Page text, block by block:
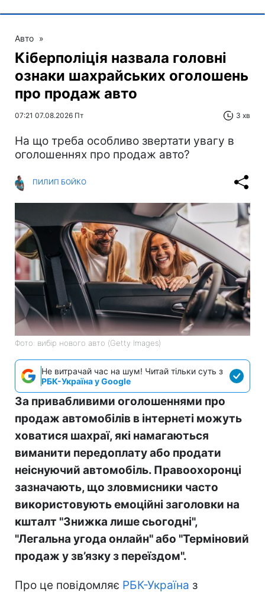
Авто »
Кіберполіція назвала головні
ознаки шахрайських оголошень
про продаж авто
07:21 07.08.2026 Пт 3 хв
На що треба особливо звертати увагу в
оголошеннях про продаж авто?
ПИЛИП БОЙКО
Фото: вибір нового авто (Getty Images)
Не витрачай час на шум! Читай тільки суть з
РБК-Україна у Google
За привабливими оголошеннями про
продаж автомобілів в інтернеті можуть
ховатися шахраї, які намагаються
виманити передоплату або продати
неіснуючий автомобіль. Правоохоронці
зазначають, що зловмисники часто
використовують емоційні заголовки на
кшталт "Знижка лише сьогодні",
"Легальна угода онлайн" або "Терміновий
продаж у зв’язку з переїздом".
Про це повідомляє РБК-Україна з